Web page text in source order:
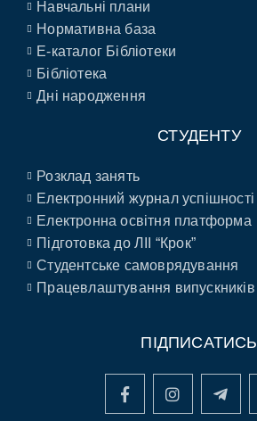
Навчальні плани
Нормативна база
E-каталог Бібліотеки
Бібліотека
Дні народження
СТУДЕНТУ
Розклад занять
Електронний журнал успішності
Електронна освітня платформа
Підготовка до ЛІІ “Крок”
Студентське самоврядування
Працевлаштування випускників
ПІДПИСАТИСЬ